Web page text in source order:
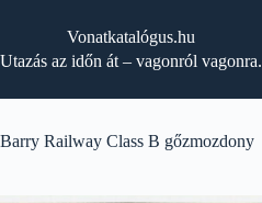
Vonatkatalógus.hu
Utazás az időn át – vagonról vagonra.
Barry Railway Class B gőzmozdony